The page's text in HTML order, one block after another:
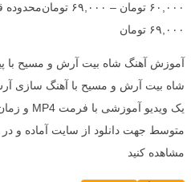
۶۰,۰۰۰ تومان – ۶۹,۰۰۰ تومان
۶۹,۰۰۰ تومان
آموزش آهنگ شاه بیت آرش و مسیح با
شاه بیت آرش و مسیح با آهنگ سازی
متوسط جهت دانلود از سایت آماده و در
مشاهده کنید